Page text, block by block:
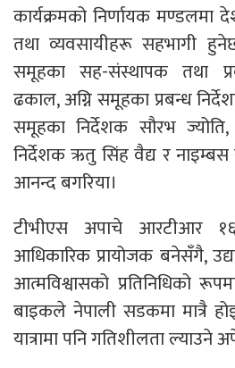
कार्यक्रमको निर्णायक मण्डलमा
तथा व्यवसायीहरू सहभागी
समूहका सह-संस्थापक तथा
ढकाल, अग्नि समूहका प्रबन्ध
समूहका निर्देशक सौरभ
निर्देशक ऋतु सिंह वैद्य र
आनन्द बगरिया।
टीभीएस अपाचे आरटीआर
आधिकारिक प्रायोजक बनेसँगै,
आत्मविश्वासको प्रतिनिधिको
बाइकले नेपाली सडकमा मात्रै
यात्रामा पनि गतिशीलता ल्याउने